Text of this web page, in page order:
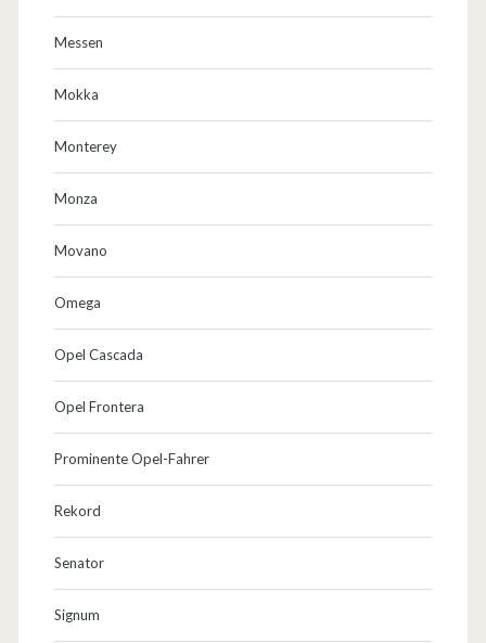
Messen
Mokka
Monterey
Monza
Movano
Omega
Opel Cascada
Opel Frontera
Prominente Opel-Fahrer
Rekord
Senator
Signum